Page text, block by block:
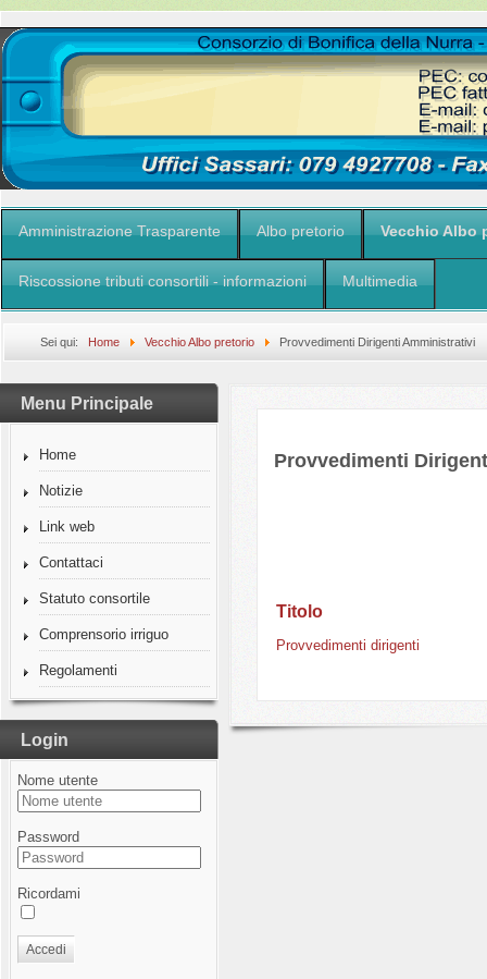
Amministrazione Trasparente Albo pretorio Vecchio Albo
Riscossione tributi consortili - informazioni Multimedia
Sei qui: Home Vecchio Albo pretorio Provvedimenti Dirigenti Amministrativi
Menu Principale
Home
Notizie
Link web
Contattaci
Statuto consortile
Comprensorio irriguo
Regolamenti
Login
Nome utente
Password
Ricordami
Accedi
Provvedimenti
Titolo
Provvedimenti dirigenti